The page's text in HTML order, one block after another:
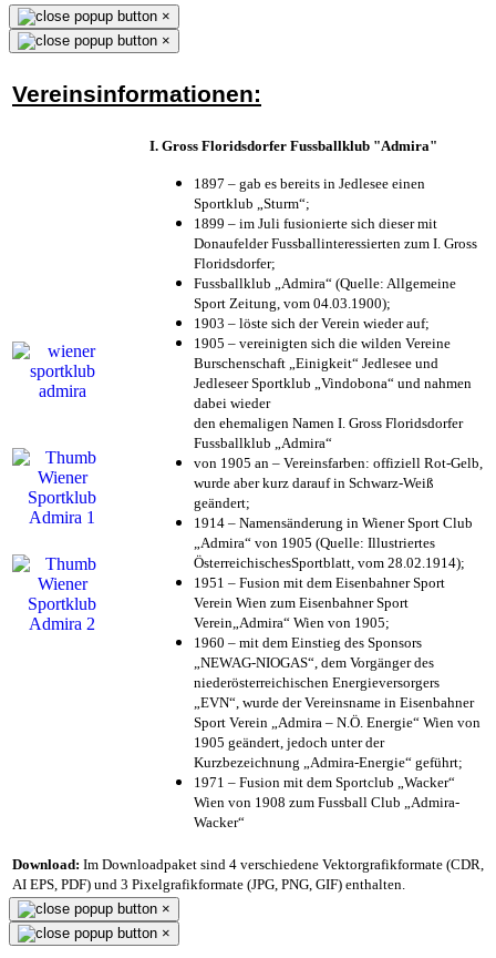
×
×
Vereinsinformationen:
I. Gross Floridsdorfer Fussballklub "Admira"
1897 – gab es bereits in Jedlesee einen
Sportklub „Sturm“;
1899 – im Juli fusionierte sich dieser mit
Donaufelder Fussballinteressierten zum I. Gross
Floridsdorfer;
Fussballklub „Admira“ (Quelle: Allgemeine
Sport Zeitung, vom 04.03.1900);
1903 – löste sich der Verein wieder auf;
1905 – vereinigten sich die wilden Vereine
Burschenschaft „Einigkeit“ Jedlesee und
Jedleseer Sportklub „Vindobona“ und nahmen
dabei wieder
den ehemaligen Namen I. Gross Floridsdorfer
Fussballklub „Admira“
von 1905 an – Vereinsfarben: offiziell Rot-Gelb,
wurde aber kurz darauf in Schwarz-Weiß
geändert;
1914 – Namensänderung in Wiener Sport Club
„Admira“ von 1905 (Quelle: Illustriertes
ÖsterreichischesSportblatt, vom 28.02.1914);
1951 – Fusion mit dem Eisenbahner Sport
Verein Wien zum Eisenbahner Sport
Verein„Admira“ Wien von 1905;
1960 – mit dem Einstieg des Sponsors
„NEWAG-NIOGAS“, dem Vorgänger des
niederösterreichischen Energieversorgers
„EVN“, wurde der Vereinsname in Eisenbahner
Sport Verein „Admira – N.Ö. Energie“ Wien von
1905 geändert, jedoch unter der
Kurzbezeichnung „Admira-Energie“ geführt;
1971 – Fusion mit dem Sportclub „Wacker“
Wien von 1908 zum Fussball Club „Admira-
Wacker“
Download: Im Downloadpaket sind 4 verschiedene Vektorgrafikformate (CDR,
AI EPS, PDF) und 3 Pixelgrafikformate (JPG, PNG, GIF) enthalten.
×
×